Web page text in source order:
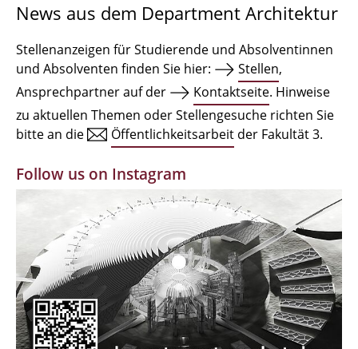
Institute
Einrichtungen
Zeichensäle
MBW | Modellbauwerkstatt
Alumni | cloud club
Dokumente und Downloads
News aus dem Department Architektur
Stellenanzeigen für Studierende und Absolventinnen
und Absolventen finden Sie hier:
Stellen,
Ansprechpartner auf der
Kontaktseite. Hinweise
zu aktuellen Themen oder Stellengesuche richten Sie
bitte an die
Öffentlichkeitsarbeit der Fakultät 3.
Follow us on Instagram